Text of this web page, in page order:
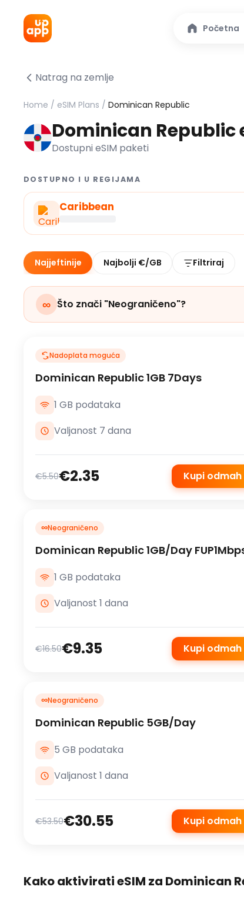
Početna
Natrag na zemlje
Home / eSIM Plans / Dominican Republic
Dominican Republic
Dostupni eSIM paketi
DOSTUPNO I U REGIJAMA
Caribbean
Najjeftinije Najbolji €/GB Filtriraj
∞ Što znači "Neograničeno"?
Nadoplata moguća
Dominican Republic 1GB 7Days
1 GB podataka
Valjanost 7 dana
€5.50€2.35 Kupi odmah
∞Neograničeno
Dominican Republic 1GB/Day
1 GB podataka
Valjanost 1 dana
€16.50€9.35 Kupi odmah
∞Neograničeno
Dominican Republic 5GB/Day
5 GB podataka
Valjanost 1 dana
€53.50€30.55 Kupi odmah
Kako aktivirati eSIM za Dominican